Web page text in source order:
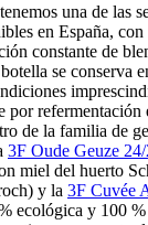
una de las
en España,
constante de
se conserva
por refermentación
de la familia de
3F Oude Geuze
miel del huerto
y la 3F Cuvée
ecológica y 100